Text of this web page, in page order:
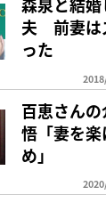
森泉と結
夫 前妻は
った
百恵さん
悟「妻を
め」